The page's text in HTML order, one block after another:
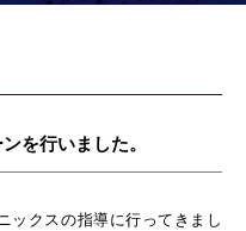
を行いました。
ックスの指導に行ってきまし